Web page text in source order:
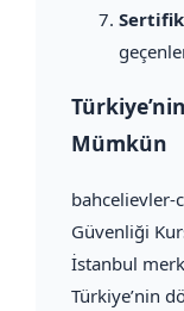
Mümkün
bahcelievler-
Güvenliği
İstanbul
Türkiye’nin